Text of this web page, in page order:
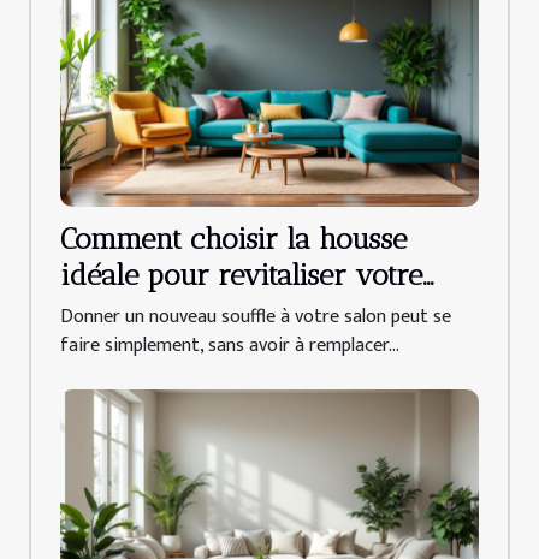
Comment choisir la housse
idéale pour revitaliser votre
salon ?
Donner un nouveau souffle à votre salon peut se
faire simplement, sans avoir à remplacer...